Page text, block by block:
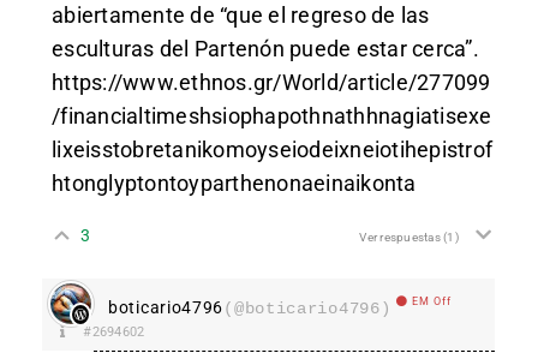
abiertamente de “que el regreso de las
esculturas del Partenón puede estar cerca”.
https://www.ethnos.gr/World/article/277099
/financialtimeshsiophapothnathhnagiatisexe
lixeisstobretanikomoyseiodeixneiotihepistrof
htonglyptontoyparthenonaeinaikonta
3 Ver respuestas(1)
boticario4796(@boticario4796) EM Off
#2694602